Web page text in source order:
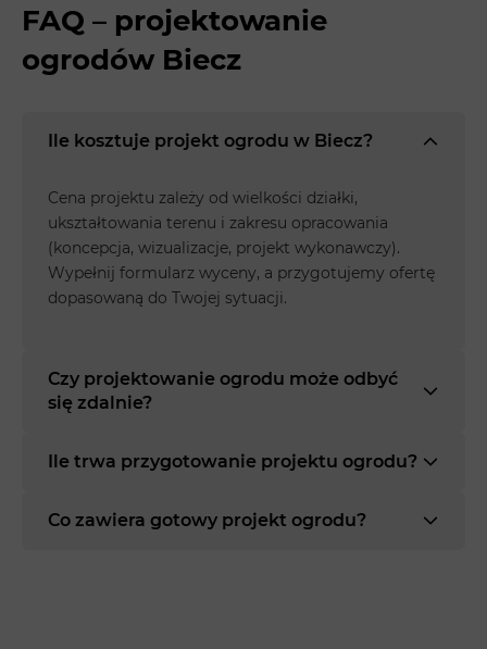
FAQ – projektowanie
ogrodów Biecz
Ile kosztuje projekt ogrodu w Biecz?
Cena projektu zależy od wielkości działki,
ukształtowania terenu i zakresu opracowania
(koncepcja, wizualizacje, projekt wykonawczy).
Wypełnij formularz wyceny, a przygotujemy ofertę
dopasowaną do Twojej sytuacji.
Czy projektowanie ogrodu może odbyć
się zdalnie?
Ile trwa przygotowanie projektu ogrodu?
Co zawiera gotowy projekt ogrodu?